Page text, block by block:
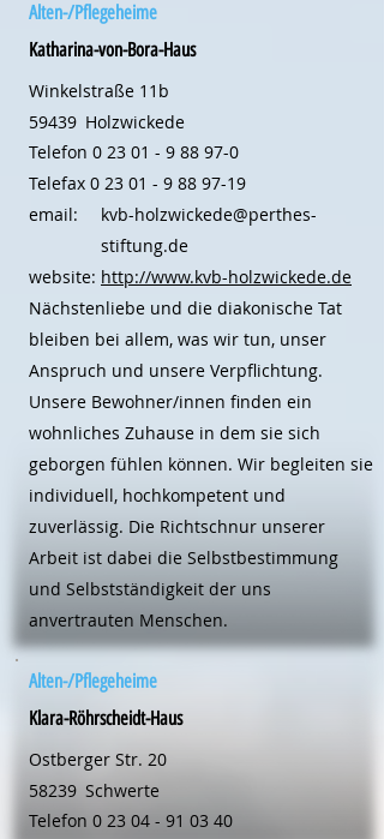
Alten-/Pflegeheime
Katharina-von-Bora-Haus
Winkelstraße 11b
59439 Holzwickede
Telefon 0 23 01 - 9 88 97-0
Telefax 0 23 01 - 9 88 97-19
email:
website:
kvb-holzwickede@perthes-
stiftung.de
http://www.kvb-holzwickede.de
Nächstenliebe und die diakonische Tat
bleiben bei allem, was wir tun, unser
Anspruch und unsere Verpflichtung.
Unsere Bewohner/innen finden ein
wohnliches Zuhause in dem sie sich
geborgen fühlen können. Wir begleiten sie
individuell, hochkompetent und
zuverlässig. Die Richtschnur unserer
Arbeit ist dabei die Selbstbestimmung
und Selbstständigkeit der uns
anvertrauten Menschen.
Alten-/Pflegeheime
Klara-Röhrscheidt-Haus
Ostberger Str. 20
58239 Schwerte
Telefon 0 23 04 - 91 03 40